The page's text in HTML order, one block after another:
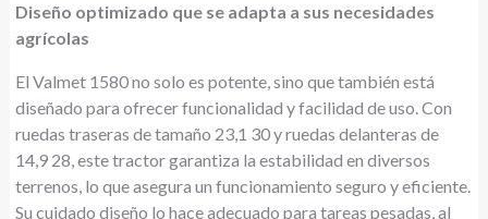
Diseño optimizado que se adapta a sus necesidades
agrícolas
El Valmet 1580 no solo es potente, sino que también está
diseñado para ofrecer funcionalidad y facilidad de uso. Con
ruedas traseras de tamaño 23,1 30 y ruedas delanteras de
14,9 28, este tractor garantiza la estabilidad en diversos
terrenos, lo que asegura un funcionamiento seguro y eficiente.
Su cuidado diseño lo hace adecuado para tareas pesadas, al